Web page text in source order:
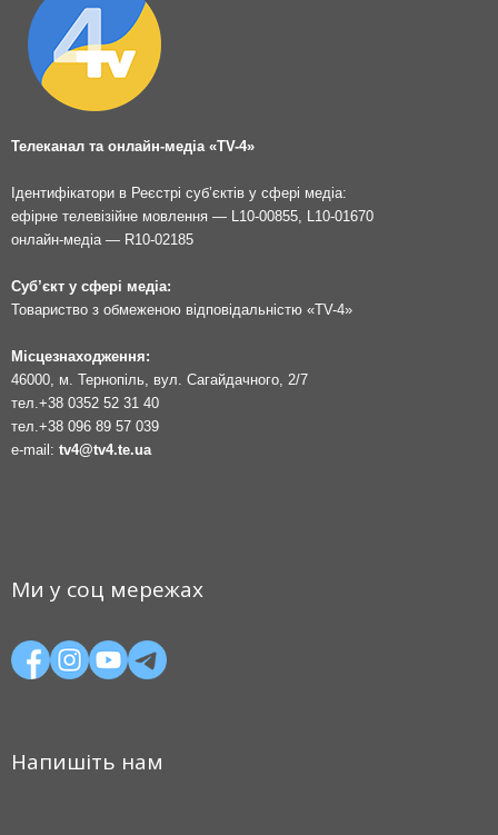
Телеканал та онлайн-медіа «TV-4»
Ідентифікатори в Реєстрі суб’єктів у сфері медіа:
ефірне телевізійне мовлення — L10-00855, L10-01670
онлайн-медіа — R10-02185
Суб’єкт у сфері медіа:
Товариство з обмеженою відповідальністю «TV-4»
Місцезнаходження:
46000, м. Тернопіль, вул. Сагайдачного, 2/7
тел. +38 0352 52 31 40
тел. +38 096 89 57 039
e-mail: tv4@tv4.te.ua
Ми у соц мережах
Напишіть нам